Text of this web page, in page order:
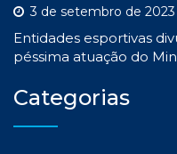
3 de setembro de 2023
Entidades esportivas
péssima atuação do
Categorias